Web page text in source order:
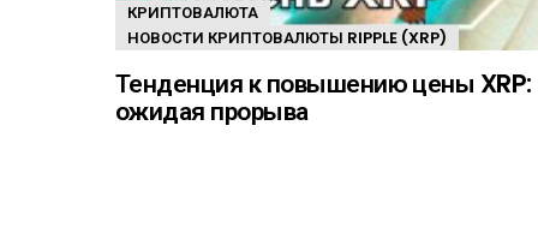
КРИПТОВАЛЮТА
НОВОСТИ КРИПТОВАЛЮТЫ RIPPLE (XRP)
Тенденция к повышению цены XRP:
ожидая прорыва